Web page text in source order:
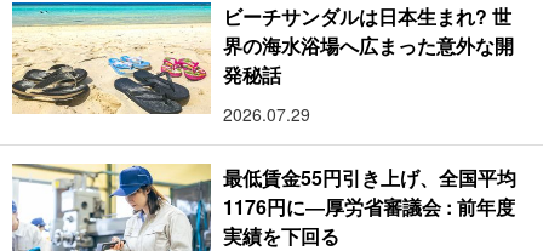
ビーチサンダルは日本生まれ? 世
界の海水浴場へ広まった意外な開
発秘話
2026.07.29
最低賃金55円引き上げ、全国平均
1176円に―厚労省審議会 : 前年度
実績を下回る